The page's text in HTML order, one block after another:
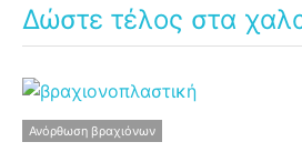
Δώστε τέλος στα
Ανόρθωση βραχιόνων